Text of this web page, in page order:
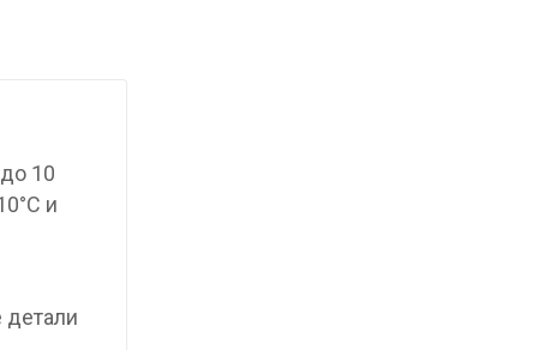
10
и